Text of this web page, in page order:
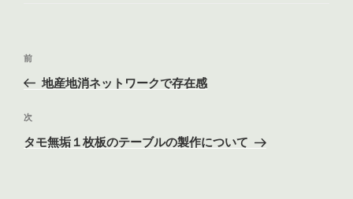
投
ナ
ビ
ゲ
前
の
稿
前
地産地消ネットワークで存在感
次
の
次
タモ無垢１枚板のテーブルの製作について